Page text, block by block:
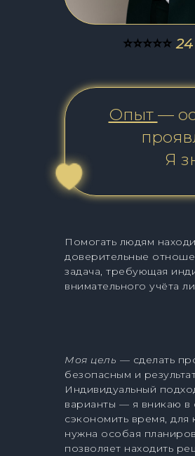
⭐️⭐️⭐️⭐️⭐️
Опыт —
Я
Помогать людям
доверительные
задача, требующая
внимательного учёта
Моя цель — сделать
безопасным и
Индивидуальный
варианты — я вникаю в
сэкономить время, для
нужна особая
позволяет находить